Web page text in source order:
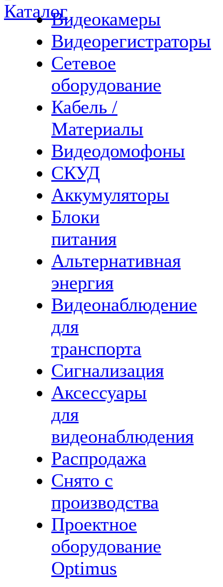
КаталогВидеокамеры
Видеорегистраторы
Сетевое
оборудование
Кабель /
Материалы
Видеодомофоны
СКУД
Аккумуляторы
Блоки
питания
Альтернативная
энергия
Видеонаблюдение
для
транспорта
Сигнализация
Аксессуары
для
видеонаблюдения
Распродажа
Снято с
производства
Проектное
оборудование
Optimus